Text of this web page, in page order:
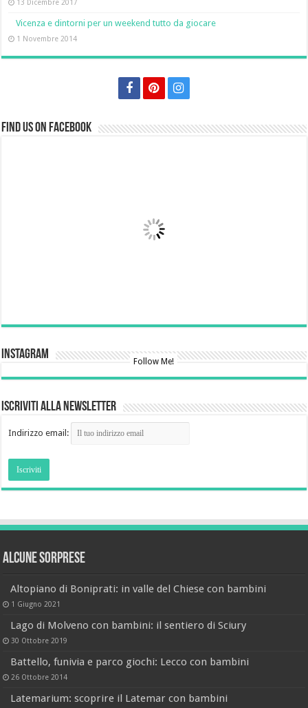
13 Dicembre 2017
Vicenza e dintorni per un weekend tutto da giocare
1 Novembre 2014
Find us on Facebook
Instagram Follow Me!
Iscriviti alla newsletter
Indirizzo email:
Alcune sorprese
Altopiano di Boniprati: in valle del Chiese con bambini
1 Giugno 2021
Lago di Molveno con bambini: il sentiero di Sciury
30 Ottobre 2019
Battello, funivia e parco giochi: Lecco con bambini
26 Ottobre 2014
Latemarium: scoprire il Latemar con bambini